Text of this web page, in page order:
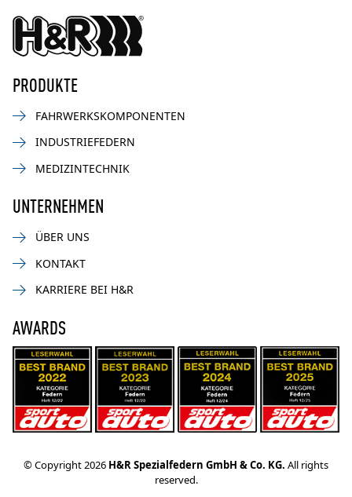
PRODUKTE
FAHRWERKSKOMPONENTEN
INDUSTRIEFEDERN
MEDIZINTECHNIK
UNTERNEHMEN
ÜBER UNS
KONTAKT
KARRIERE BEI H&R
AWARDS
© Copyright 2026 H&R Spezialfedern GmbH & Co. KG. All rights
reserved.